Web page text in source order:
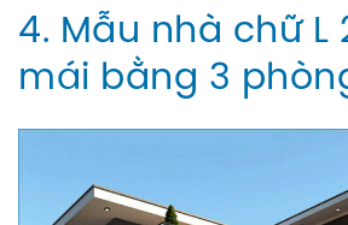
4. Mẫu nhà chữ L
mái bằng 3